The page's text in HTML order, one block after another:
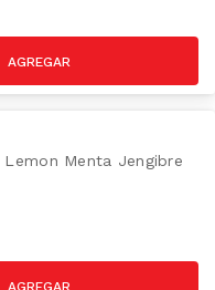
Menta Jengibre